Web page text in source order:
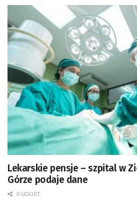
Lekarskie pensje – szpital w
Górze podaje dane
0 UDOST.